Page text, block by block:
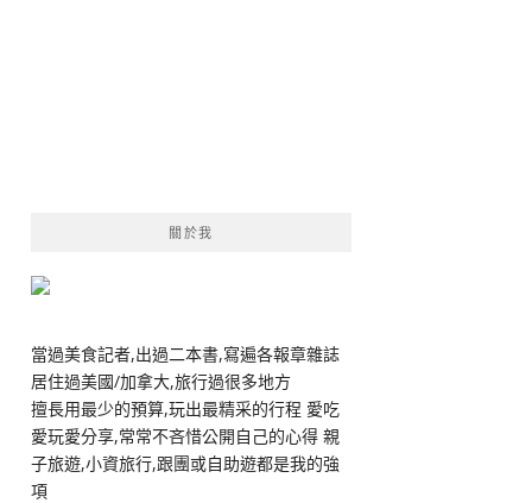
關於我
當過美食記者,出過二本書,寫遍各報章雜誌
居住過美國/加拿大,旅行過很多地方
擅長用最少的預算,玩出最精采的行程 愛吃
愛玩愛分享,常常不吝惜公開自己的心得 親
子旅遊,小資旅行,跟團或自助遊都是我的強
項